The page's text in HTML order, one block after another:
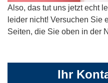
Also, das tut uns jetzt echt
leider nicht! Versuchen Sie
Seiten, die Sie oben in der
Ihr